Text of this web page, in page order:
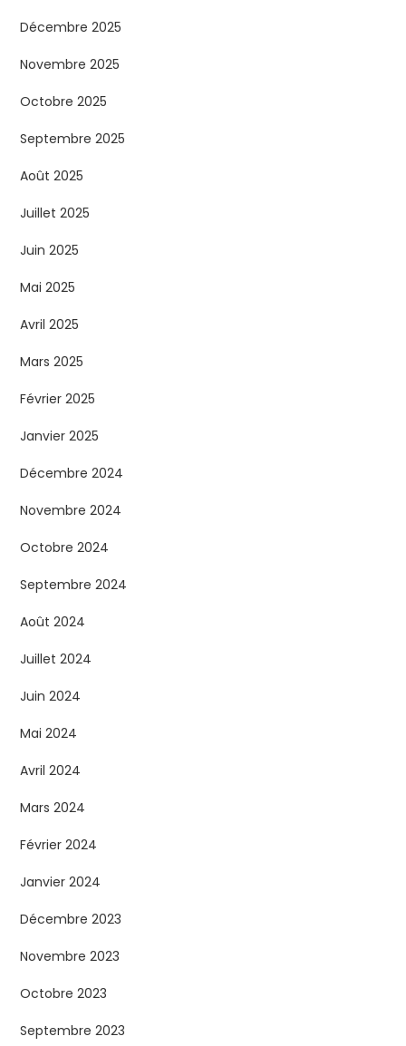
Décembre 2025
Novembre 2025
Octobre 2025
Septembre 2025
Août 2025
Juillet 2025
Juin 2025
Mai 2025
Avril 2025
Mars 2025
Février 2025
Janvier 2025
Décembre 2024
Novembre 2024
Octobre 2024
Septembre 2024
Août 2024
Juillet 2024
Juin 2024
Mai 2024
Avril 2024
Mars 2024
Février 2024
Janvier 2024
Décembre 2023
Novembre 2023
Octobre 2023
Septembre 2023